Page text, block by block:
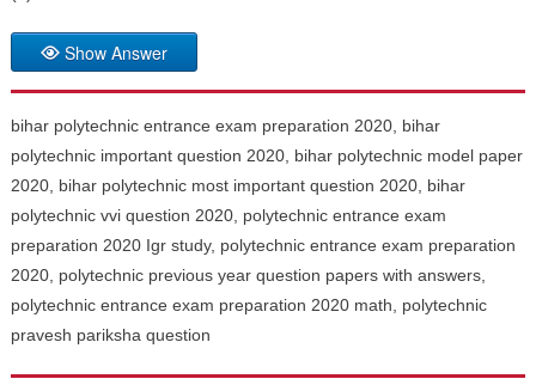
Show Answer
bihar polytechnic entrance exam preparation 2020, bihar
polytechnic important question 2020, bihar polytechnic model paper
2020, bihar polytechnic most important question 2020, bihar
polytechnic vvi question 2020, polytechnic entrance exam
preparation 2020 Igr study, polytechnic entrance exam preparation
2020, polytechnic previous year question papers with answers,
polytechnic entrance exam preparation 2020 math, polytechnic
pravesh pariksha question